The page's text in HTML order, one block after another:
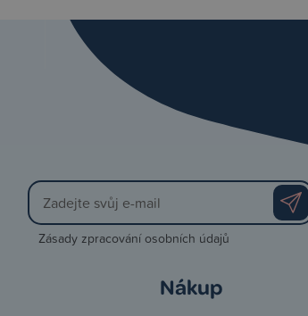
Zásady zpracování osobních údajů
Nákup